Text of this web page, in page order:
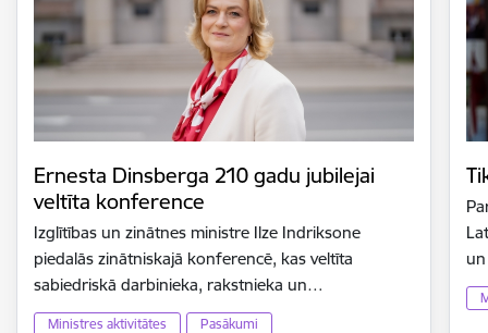
Ernesta Dinsberga 210 gadu jubilejai
veltīta konference
Izglītības un zinātnes ministre Ilze Indriksone
piedalās zinātniskajā konferencē, kas veltīta
sabiedriskā darbinieka, rakstnieka un…
Ministres aktivitātes Pasākumi